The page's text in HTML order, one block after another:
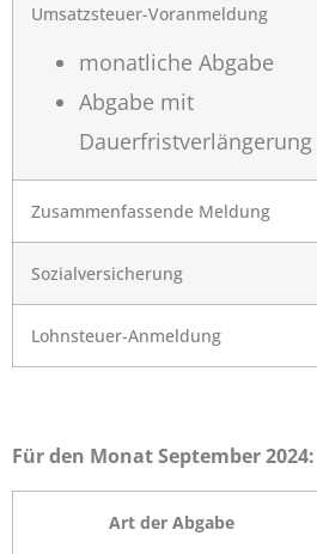
Umsatzsteuer-Voranmeldung
monatliche Abgabe
Abgabe mit
Dauerfristverlängerung
Zusammenfassende Meldung
Sozialversicherung
Lohnsteuer-Anmeldung
Für den Monat September 2024:
Art der Abgabe